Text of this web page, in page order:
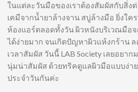
ในแต่ละวันมือของเราต้องสัมผัสกับสิ่งต่
เคมีจากน้ำยาล้างจาน สบู่ล้างมือ ยิ่งใค
ห้องแอร์ตลอดทั้งวัน ผิวหนังบริเวณมือ
ได้ง่ายมาก จนเกิดปัญหาผิวแห้งกร้าน
เวลาสัมผัส วันนี้ LAB Society เลยอย
นุ่มน่าสัมผัส ด้วยทริคดูแลผิวมือแบบง่า
ประจำวันกันค่ะ